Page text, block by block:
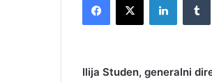
n
d
e
Ilija Studen, generalni